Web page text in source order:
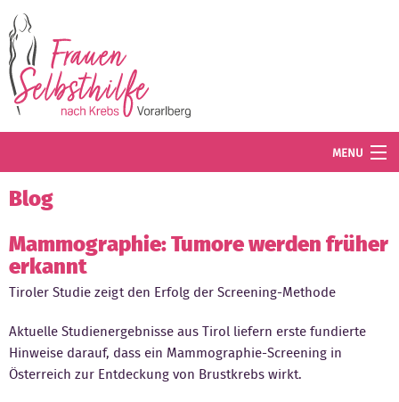
MENU
Termine
Angebot
Der Verein
Blog
Mammographie: Tumore werden früher
erkannt
Tiroler Studie zeigt den Erfolg der Screening-Methode
Aktuelle Studienergebnisse aus Tirol liefern erste fundierte
Hinweise darauf, dass ein Mammographie-Screening in
Österreich zur Entdeckung von Brustkrebs wirkt.